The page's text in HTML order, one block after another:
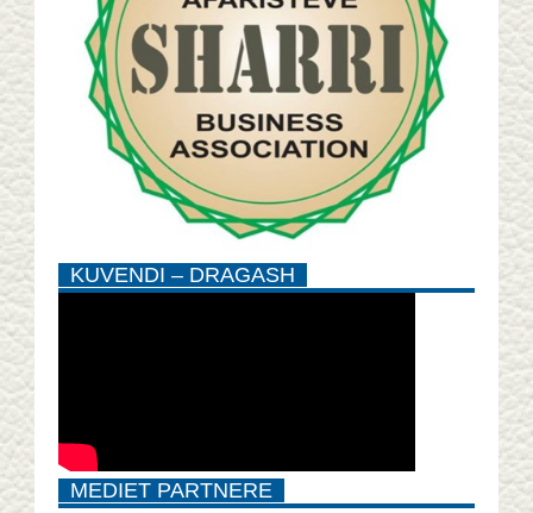
KUVENDI – DRAGASH
MEDIET PARTNERE